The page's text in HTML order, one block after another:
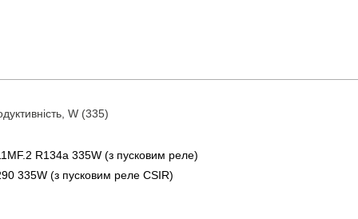
W (335)
R134a 335W (з пусковим реле)
335W (з пусковим реле CSIR)